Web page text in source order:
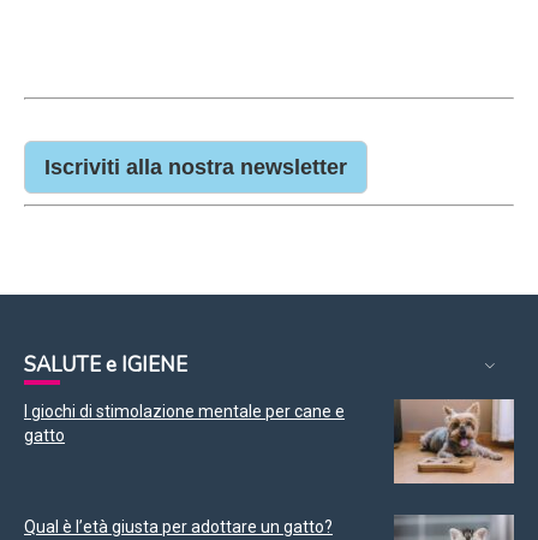
Iscriviti alla nostra newsletter
SALUTE e IGIENE
I giochi di stimolazione mentale per cane e
gatto
Qual è l’età giusta per adottare un gatto?